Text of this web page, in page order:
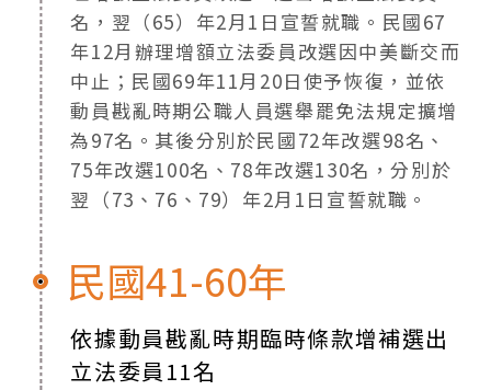
名，翌（65）年2月1日宣誓就職。民國67
年12月辦理增額立法委員改選因中美斷交而
中止；民國69年11月20日使予恢復，並依
動員戡亂時期公職人員選舉罷免法規定擴增
為97名。其後分別於民國72年改選98名、
75年改選100名、78年改選130名，分別於
翌（73、76、79）年2月1日宣誓就職。
民國41-60年
依據動員戡亂時期臨時條款增補選出
立法委員11名